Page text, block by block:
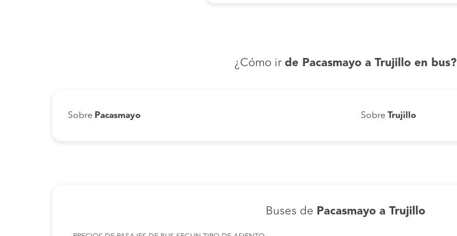
¿Cómo ir de Pacasmayo a Trujillo en bus?
Sobre Pacasmayo Sobre Trujillo
Buses de Pacasmayo a Trujillo